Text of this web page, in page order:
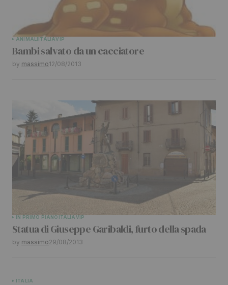
ANIMALIITALIAVIP
Bambi salvato da un cacciatore
by massimo12/08/2013
IN PRIMO PIANO ITALIAVIP
Statua di Giuseppe Garibaldi, furto della spada
by massimo29/08/2013
ITALIA